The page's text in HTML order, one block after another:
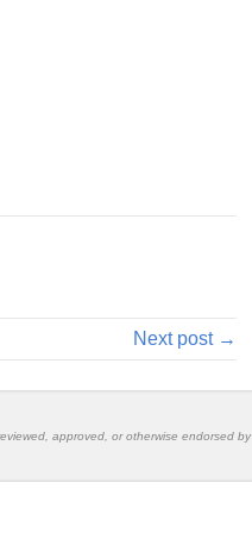
Next post →
approved, or otherwise endorsed by